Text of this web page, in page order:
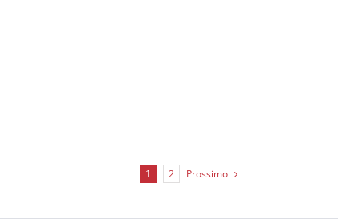
1 2 Prossimo